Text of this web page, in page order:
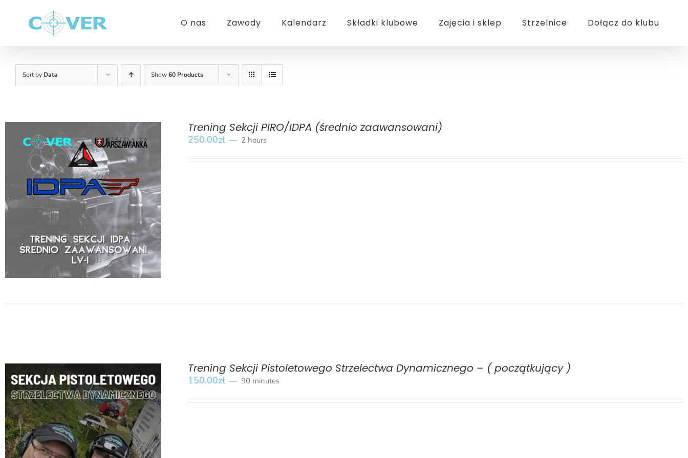
O nas Zawody Kalendarz Składki klubowe Zajęcia i sklep Strzelnice Dołącz do klubu
Sort by Data Show60 Products
BOOK / SZCZEGÓŁY
Trening Sekcji PIRO/IDPA (średnio zaawansowani)
250.00zł 2 hours
BOOK / SZCZEGÓŁY
Trening Sekcji Pistoletowego Strzelectwa Dynamicznego – ( początkujący )
150.00zł 90 minutes